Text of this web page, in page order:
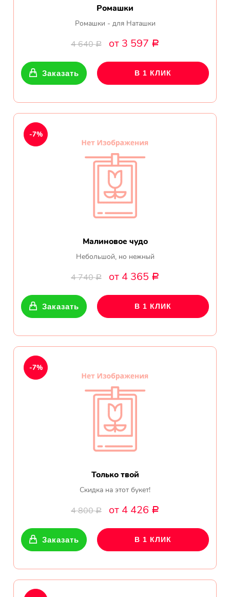
Ромашки
Ромашки - для Наташки
4 640Р от 3 597 Р
Заказать В 1 КЛИК
Малиновое чудо
Небольшой, но нежный
4 740Р от 4 365 Р
-7%
Заказать В 1 КЛИК
Только твой
Скидка на этот букет!
4 800Р от 4 426 Р
-7%
Заказать В 1 КЛИК